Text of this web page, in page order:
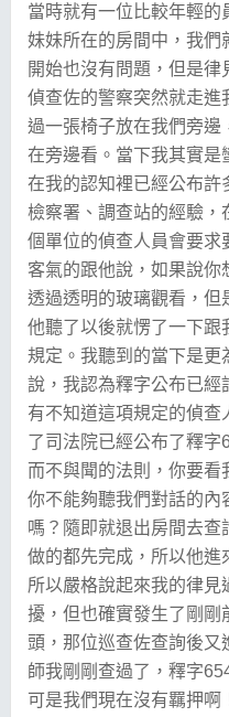
當時就有一位比較年輕的
妹妹所在的房間中，我們
開始也沒有問題，但是
偵查佐的警察突然就走進
過一張椅子放在我們旁邊
在旁邊看。當下我其實是
在我的認知裡已經公布許
檢察署、調查站的經驗，
個單位的偵查人員會要求
客氣的跟他說，如果說你
透過透明的玻璃觀看，但
他聽了以後就愣了一下跟
規定。我聽到的當下是更
說，我認為釋字公布已經
有不知道這項規定的偵
了司法院已經公布了釋
而不與聞的法則，你要看
你不能夠聽我們對話的內
嗎？隨即就退出房間去
做的都先完成，所以他進
所以嚴格說起來我的律
擾，但也確實發生了剛剛
頭，那位巡查佐查詢後
師我剛剛查過了，釋字
可是我們現在沒有羈押啊